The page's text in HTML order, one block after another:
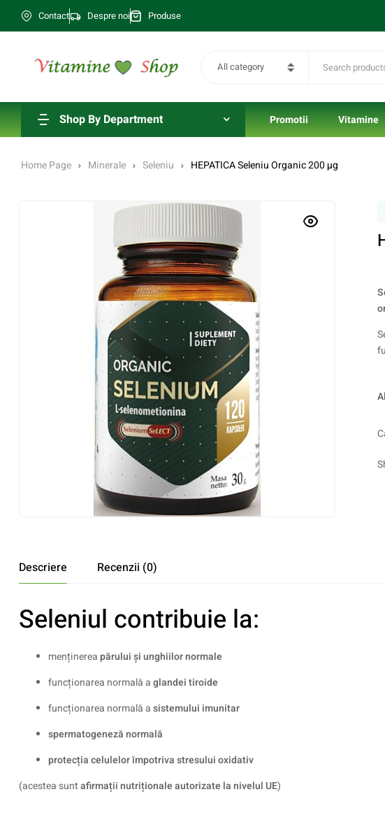
Contact Despre noi Produse
All category
Shop By Department Promotii Vitamine
Home Page Minerale Seleniu HEPATICA Seleniu Organic 200 µg
Descriere Recenzii (0)
Seleniul contribuie la:
menținereapărului și unghiilor normale
funcționarea normală aglandei tiroide
funcționarea normală asistemului imunitar
spermatogeneză normală
protecția celulelor împotriva stresului oxidativ
(acestea suntafirmații nutriționale autorizate la nivelul UE)